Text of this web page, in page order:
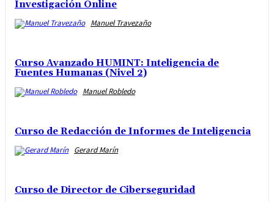
Investigación Online
Manuel Travezaño
Curso Avanzado HUMINT: Inteligencia de
Fuentes Humanas (Nivel 2)
Manuel Robledo
Curso de Redacción de Informes de Inteligencia
Gerard Marín
Curso de Director de Ciberseguridad